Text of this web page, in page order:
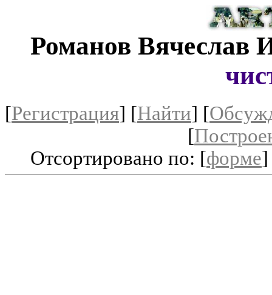
Романов Вячеслав
[Регистрация] [Найти] [
[
Отсортировано по: [форме